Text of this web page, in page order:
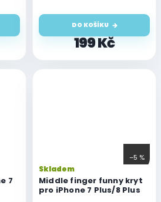
199 Kč
DO KOŠÍKU
7
–5 %
Middle finger funny kryt
pro iPhone 7 Plus/8 Plus
Skladem